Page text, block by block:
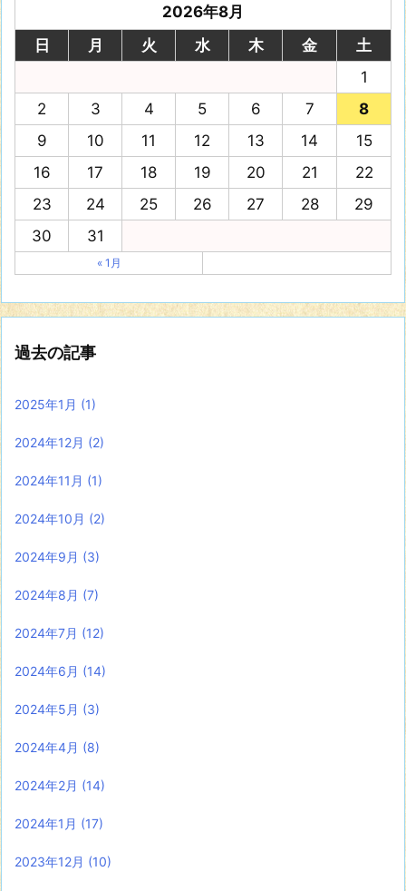
2026年8月
日
月 火 水 木 金
土
1
2
3 4 5 6 7
8
9
10 11 12 13 14
15
16
17 18 19 20 21
22
23
24 25 26 27 28
29
30
31
« 1月
過去の記事
2025年1月 (1)
2024年12月 (2)
2024年11月 (1)
2024年10月 (2)
2024年9月 (3)
2024年8月 (7)
2024年7月 (12)
2024年6月 (14)
2024年5月 (3)
2024年4月 (8)
2024年2月 (14)
2024年1月 (17)
2023年12月 (10)